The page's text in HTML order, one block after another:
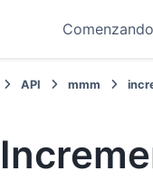
Comenzando
API mmm